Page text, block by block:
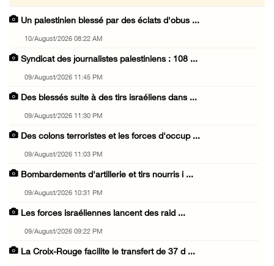
Un palestinien blessé par des éclats d'obus ...
10/August/2026 08:22 AM
Syndicat des journalistes palestiniens : 108 ...
09/August/2026 11:45 PM
Des blessés suite à des tirs israéliens dans ...
09/August/2026 11:30 PM
Des colons terroristes et les forces d'occup ...
09/August/2026 11:03 PM
Bombardements d'artillerie et tirs nourris i ...
09/August/2026 10:31 PM
Les forces israéliennes lancent des raid ...
09/August/2026 09:22 PM
La Croix-Rouge facilite le transfert de 37 d ...